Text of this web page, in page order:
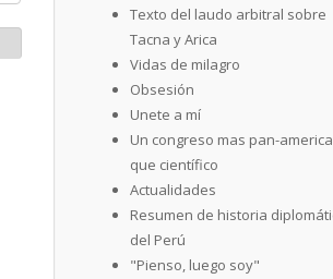
Texto del laudo arbitral sobre
Tacna y Arica
Vidas de milagro
Obsesión
Unete a mí
Un congreso mas pan-
que científico
Actualidades
Resumen de historia
del Perú
"Pienso, luego soy"